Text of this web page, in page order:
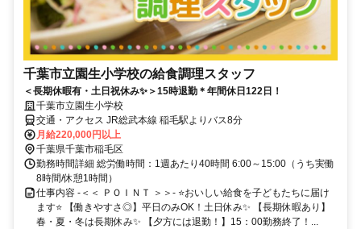
千葉市立園生小学校の給食調理スタッフ
＜長期休暇有・土日祝休み✨＞15時退勤＊年間休日122日！
千葉市立園生小学校
交通・アクセス JR総武本線 稲毛駅よりバス8分
月給220,000円以上
千葉県千葉市稲毛区
勤務時間詳細 総労働時間：1週あたり40時間 6:00～15:00（うち実働
8時間/休憩1時間）
仕事内容 -＜＜ ＰＯＩＮＴ ＞＞- ⭐おいしい給食を子どもたちに届け
ます⭐ 【働きやすさ◎】平日のみOK！土日休み✨ 【長期休暇あり】
春・夏・冬は長期休み✨ 【夕方には退勤！】15：00勤務終了！...